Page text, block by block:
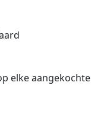
elke aangekochte